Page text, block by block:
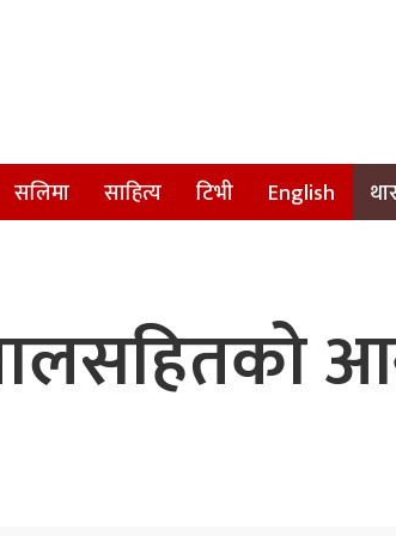
सलिमा साहित्य टिभी English